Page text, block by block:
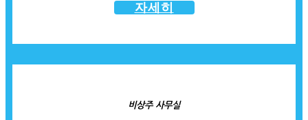
자세히
비상주 사무실